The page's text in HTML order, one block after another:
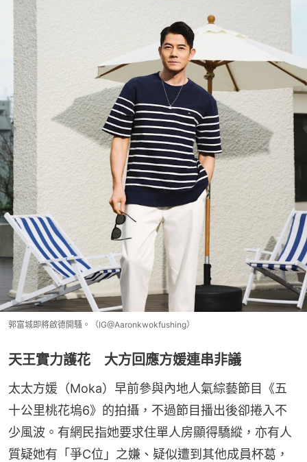
郭富城即將啟德開騷。（IG@Aaronkwokfushing）
天王實力護花 大方回應方媛連串非議
太太方媛（Moka）早前參與內地人氣綜藝節目《五
十公里桃花塢6》的拍攝，不過節目播出後卻捲入不
少風波。有網民指她要求住單人房顯得驕縱，亦有人
質疑她有「爭C位」之嫌、疑似遭到其他成員杯葛，